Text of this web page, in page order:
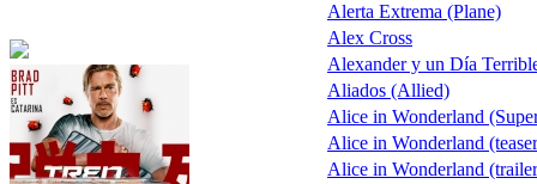
Alerta Extrema (Plane)
Alex Cross
Alexander y un Día
Aliados (Allied)
Alice in Wonderland
Alice in Wonderland
Alice in Wonderland